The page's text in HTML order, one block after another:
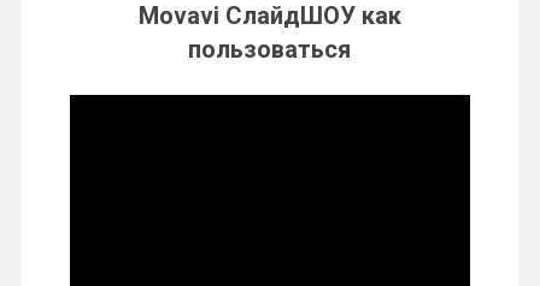
Movavi СлайдШОУ как
пользоваться